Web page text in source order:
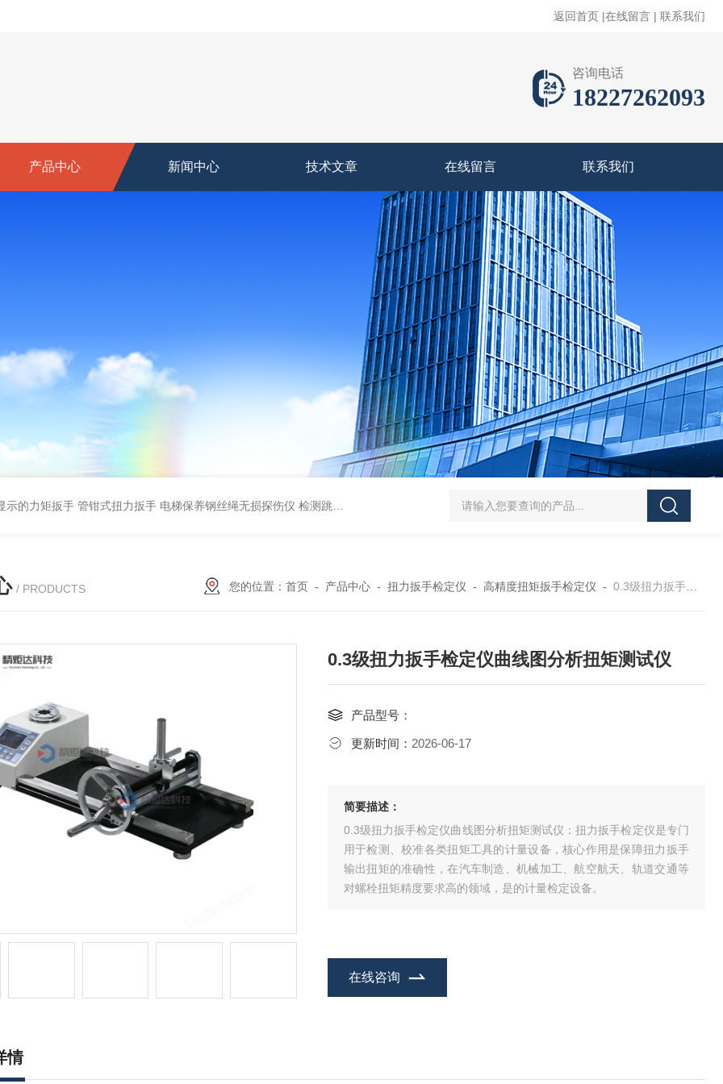
返回首页 |在线留言 | 联系我们
咨询电话
18227262093
产品中心 新闻中心 技术文章 在线留言 联系我们
示的力矩扳手 管钳式扭力扳手 电梯保养钢丝绳无损探伤仪 检测跳丝/断丝 5-300N.m的扭矩扳手检定仪 机械扳手校准仪 JDSF100KN电子式拉
/ PRODUCTS 您的位置： 首页- 产品中心- 扭力扳手检定仪 - 高精度扭矩扳手检定仪 - 0.3级扭力扳手检定仪曲线图分析扭矩测试仪
0.3级扭力扳手检定仪曲线图分析扭矩测试仪
产品型号：
更新时间： 2026-06-17
简要描述：
0.3级扭力扳手检定仪曲线图分析扭矩测试仪：扭力扳手检定仪是专门
用于检测、校准各类扭矩工具的计量设备，核心作用是保障扭力扳手
输出扭矩的准确性，在汽车制造、机械加工、航空航天、轨道交通等
对螺栓扭矩精度要求高的领域，是的计量检定设备。
在线咨询
情